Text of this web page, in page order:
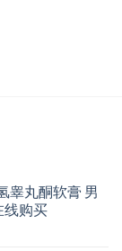
睾丸酮软膏 男
线购买